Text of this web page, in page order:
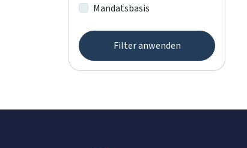
Mandatsbasis
Filter anwenden